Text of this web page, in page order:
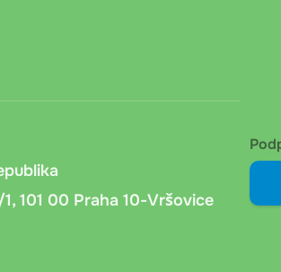
101 00 Praha 10-Vršovice